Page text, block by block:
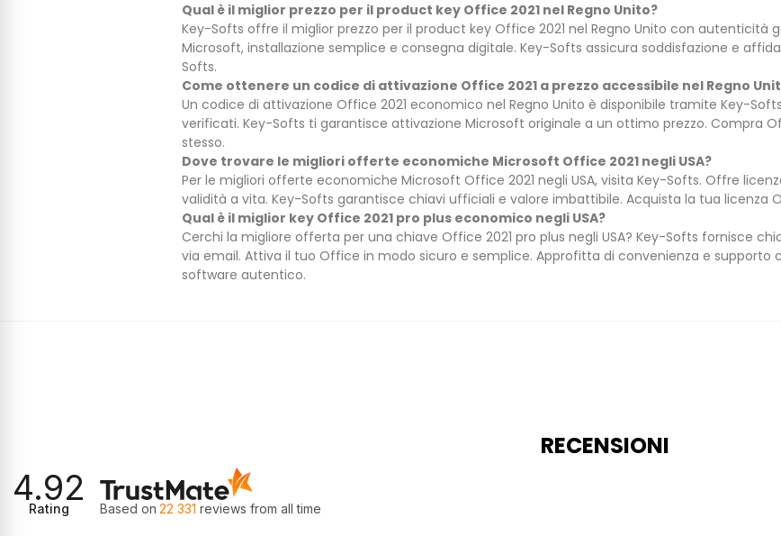
Qual è il miglior prezzo per il product key Office 2021 nel Regno Unito?
Key-Softs offre il miglior prezzo per il product key Office 2021 nel Regno Unito con autenticità
Microsoft, installazione semplice e consegna digitale. Key-Softs assicura soddisfazione e
Softs.
Come ottenere un codice di attivazione Office 2021 a prezzo accessibile nel Regno
Un codice di attivazione Office 2021 economico nel Regno Unito è disponibile tramite Key-
verificati. Key-Softs ti garantisce attivazione Microsoft originale a un ottimo prezzo. Compra
stesso.
Dove trovare le migliori offerte economiche Microsoft Office 2021 negli USA?
Per le migliori offerte economiche Microsoft Office 2021 negli USA, visita Key-Softs. Offre
validità a vita. Key-Softs garantisce chiavi ufficiali e valore imbattibile. Acquista la tua licenza
Qual è il miglior key Office 2021 pro plus economico negli USA?
Cerchi la migliore offerta per una chiave Office 2021 pro plus negli USA? Key-Softs fornisce
via email. Attiva il tuo Office in modo sicuro e semplice. Approfitta di convenienza e supporto
software autentico.
Informativa sulla privacy
funzionamento del nostro sito web. Se presta il consenso,
installare per analizzare i dati dei visitatori, migliorare il
e offrirle un’ottima esperienza di navigazione. Poiché
alcune informazioni raccolte tramite tali cookie possono
RECENSIONI
4.92
Rating Based on 22 331 reviews from all time